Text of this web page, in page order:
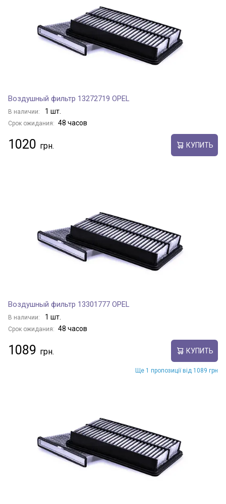
Воздушный фильтр 13272719 OPEL
В наличии: 1 шт.
Срок ожидания: 48 часов
1020 КУПИТЬ
Воздушный фильтр 13301777 OPEL
В наличии: 1 шт.
Срок ожидания: 48 часов
1089 КУПИТЬ
Ще 1 пропозиції від 1089 грн